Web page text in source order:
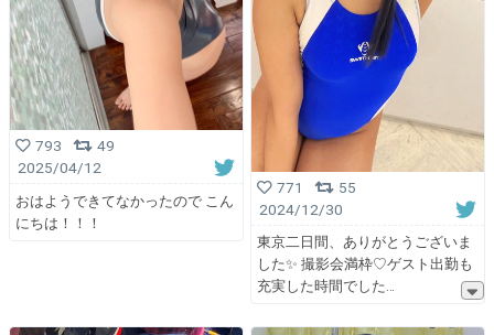
793
49
2025/04/12
おはようできてなかったので こん
にちは！！！
771
55
2024/12/30
東京二日間、ありがとうございま
した✨ 撮影会満枠♡ゲスト出勤も
充実した時間でした